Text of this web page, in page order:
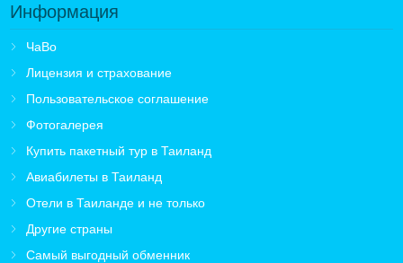
Информация
ЧаВо
Лицензия и страхование
Пользовательское соглашение
Фотогалерея
Купить пакетный тур в Таиланд
Авиабилеты в Таиланд
Отели в Таиланде и не только
Другие страны
Самый выгодный обменник